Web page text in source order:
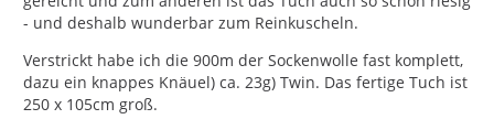
- und deshalb wunderbar zum Reinkuscheln.
Verstrickt habe ich die 900m der Sockenwolle fast komplett,
dazu ein knappes Knäuel) ca. 23g) Twin. Das fertige Tuch ist
250 x 105cm groß.